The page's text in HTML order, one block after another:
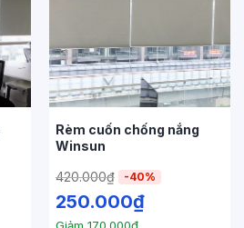
Rèm cuốn chống nắng
Winsun
420.000₫ -40%
250.000₫
Giảm 170.000₫